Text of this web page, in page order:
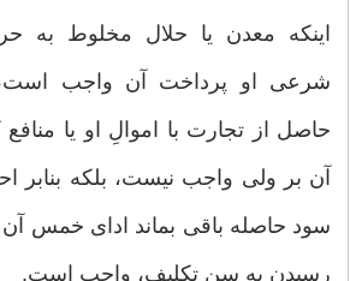
اينکه معدن يا حلال مخلوط به
شرعی او پرداخت آن واجب
حاصل از تجارت با اموالِ او يا
آن بر ولی واجب نيست، بلکه بنابر
سود حاصله باقی بماند ادای خمس آن
رسيدن به سن تکليف، واجب است.